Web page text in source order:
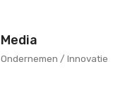
Media
Ondernemen / Innovatie